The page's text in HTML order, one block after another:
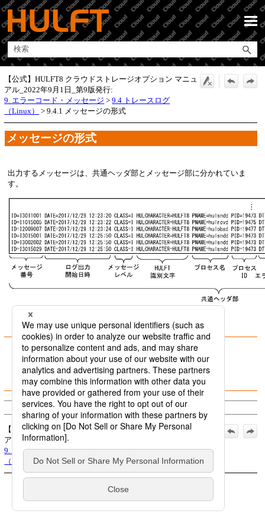
メイン コンテンツにスキップ
【公式】HULFT8 クラウドストレージオプション マニュ
アル_2022年9月1日_第9版発行:
9. エラーコード・メッセージ >9.4 トレースログ
（Linux）
>9.4.1 メッセージの形式
メッセージの形式
出力するメッセージは、共通ヘッダ部とメッセージ部に分かれていま
す。
9.4.1.1 共通ヘッダ部
9.4.1.2 メッセージ部
(c) Saison Information Systems Co., Ltd. 1992
【公式】HULFT8 クラウドストレージオプション マニュ
アル_2022年9月1日_第9版発行:
9. エラーコード・メッセージ>9.4 トレースログ
（Linux）> 9.4.1 メッセージの形式